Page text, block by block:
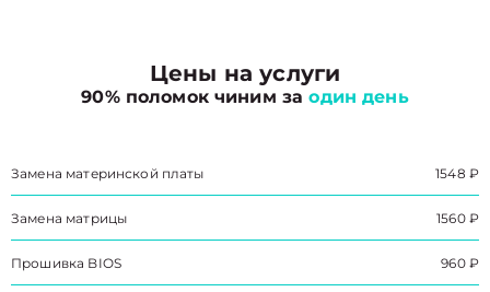
Цены на услуги
90% поломок чиним заодин день
Замена материнской платы 1548 ₽
Замена матрицы 1560 ₽
Прошивка BIOS 960 ₽